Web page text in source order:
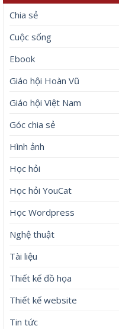
Chia sẻ
Cuộc sống
Ebook
Giáo hội Hoàn Vũ
Giáo hội Việt Nam
Góc chia sẻ
Hình ảnh
Học hỏi
Học hỏi YouCat
Học Wordpress
Nghệ thuật
Tài liệu
Thiết kế đồ họa
Thiết kế website
Tin tức